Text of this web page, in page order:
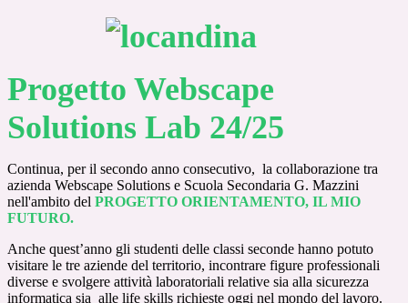
Progetto Webscape
Solutions Lab 24/25
Continua, per il secondo anno consecutivo, la collaborazione tra
azienda Webscape Solutions e Scuola Secondaria G. Mazzini
nell'ambito del PROGETTO ORIENTAMENTO, IL MIO
FUTURO.
Anche quest’anno gli studenti delle classi seconde hanno potuto
visitare le tre aziende del territorio, incontrare figure professionali
diverse e svolgere attività laboratoriali relative sia alla sicurezza
informatica sia alle life skills richieste oggi nel mondo del lavoro.